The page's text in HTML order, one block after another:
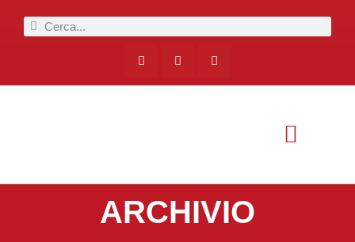
ARCHIVIO